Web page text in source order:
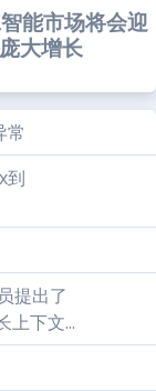
能市场将会迎
大增长
常
到
提出了
上下文...